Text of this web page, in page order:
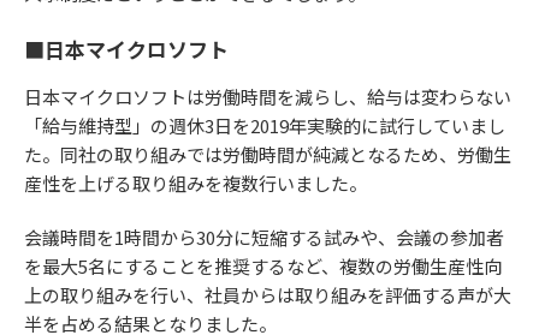
■日本マイクロソフト
日本マイクロソフトは労働時間を減らし、給与は変わらない
「給与維持型」の週休3日を2019年実験的に試行していまし
た。同社の取り組みでは労働時間が純減となるため、労働生
産性を上げる取り組みを複数行いました。
会議時間を1時間から30分に短縮する試みや、会議の参加者
を最大5名にすることを推奨するなど、複数の労働生産性向
上の取り組みを行い、社員からは取り組みを評価する声が大
半を占める結果となりました。